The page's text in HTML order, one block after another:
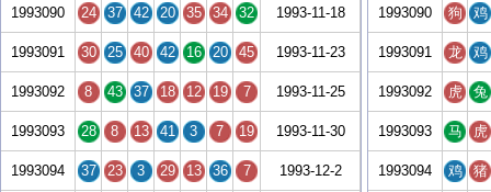
1993090 24 37 42 20 35 34 32 1993-11-18
1993091 30 25 40 42 16 20 45 1993-11-23
1993092 8 43 37 18 12 19 7 1993-11-25
1993093 28 8 13 41 3 7 19 1993-11-30
1993094 37 23 3 29 13 36 7 1993-12-2
1993090 狗 鸡
1993091 龙 鸡
1993092 虎 兔
1993093 马 虎
1993094 鸡 猪